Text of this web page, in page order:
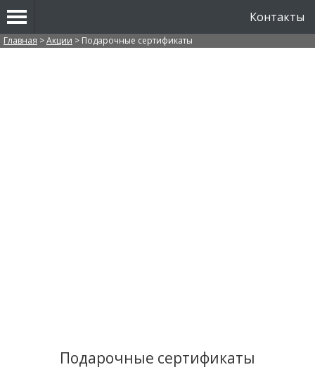
Контакты
Вы здесь
Главная >Акции > Подарочные сертификаты
Подарочные сертификаты